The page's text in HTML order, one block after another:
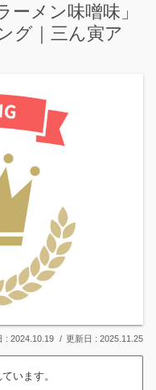
ーメン味噌味」
グ｜三ん寅ア
2024.10.19 2025.11.25
います。